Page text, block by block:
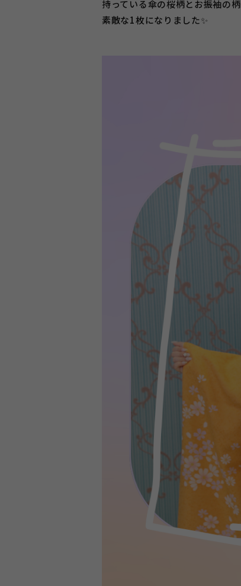
持っている傘の桜柄とお振袖の
素敵な1枚になりました✨